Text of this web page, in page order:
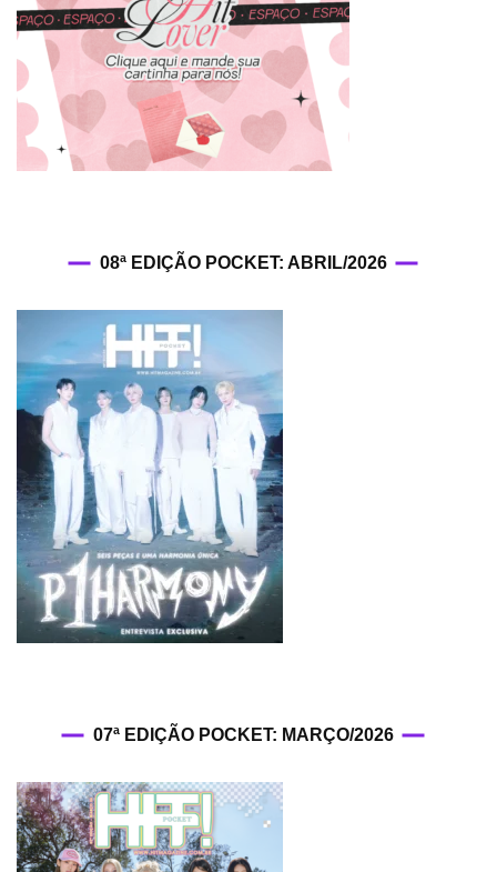
08ª EDIÇÃO POCKET: ABRIL/2026
07ª EDIÇÃO POCKET: MARÇO/2026